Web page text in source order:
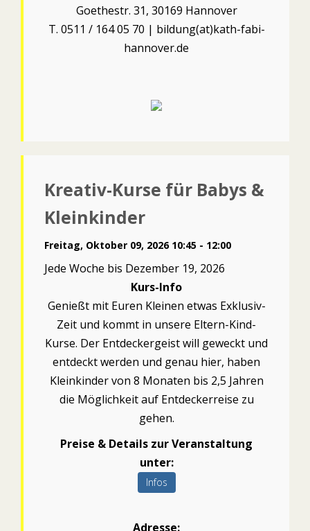
Goethestr. 31, 30169 Hannover
T. 0511 / 164 05 70 | bildung(at)kath-fabi-
hannover.de
Kreativ-Kurse für Babys &
Kleinkinder
Freitag, Oktober 09, 2026 10:45 - 12:00
Jede Woche bis Dezember 19, 2026
Kurs-Info
Genießt mit Euren Kleinen etwas Exklusiv-
Zeit und kommt in unsere Eltern-Kind-
Kurse. Der Entdeckergeist will geweckt und
entdeckt werden und genau hier, haben
Kleinkinder von 8 Monaten bis 2,5 Jahren
die Möglichkeit auf Entdeckerreise zu
gehen.
Preise & Details zur Veranstaltung
unter:
Infos
Adresse: